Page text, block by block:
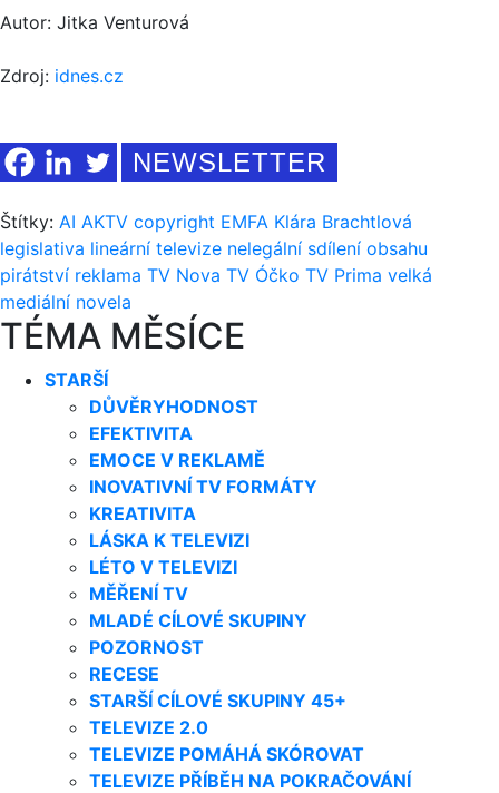
Autor: Jitka Venturová
Zdroj: idnes.cz
NEWSLETTER
Štítky: AI AKTV copyright EMFA Klára Brachtlová
legislativa lineární televize nelegální sdílení obsahu
pirátství reklama TV Nova TV Óčko TV Prima velká
mediální novela
TÉMA MĚSÍCE
STARŠÍ
DŮVĚRYHODNOST
EFEKTIVITA
EMOCE V REKLAMĚ
INOVATIVNÍ TV FORMÁTY
KREATIVITA
LÁSKA K TELEVIZI
LÉTO V TELEVIZI
MĚŘENÍ TV
MLADÉ CÍLOVÉ SKUPINY
POZORNOST
RECESE
STARŠÍ CÍLOVÉ SKUPINY 45+
TELEVIZE 2.0
TELEVIZE POMÁHÁ SKÓROVAT
TELEVIZE PŘÍBĚH NA POKRAČOVÁNÍ